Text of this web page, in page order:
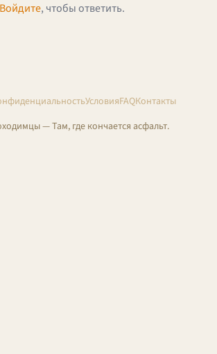
Войдите, чтобы ответить.
УсловияFAQКонтакты
— Там, где кончается асфальт.